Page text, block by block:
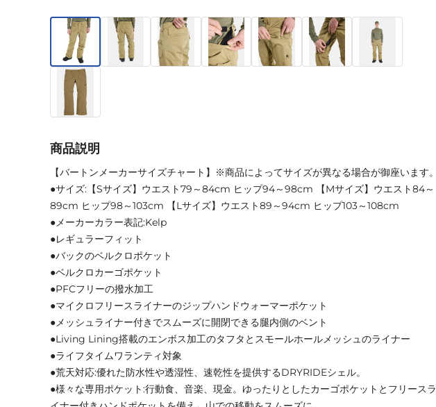
商品説明
【バートンメーカーサイズチャート】※商品によってサイズが異なる場合が御座います。
●サイズ:【Sサイズ】ウエスト79～84cm ヒップ94～98cm 【Mサイズ】ウエスト84～
89cm ヒップ98～103cm 【Lサイズ】ウエスト89～94cm ヒップ103～108cm
●メーカーカラー表記:Kelp
●レギュラーフィット
●バックのベルクロポケット
●ベルクロカーゴポケット
●PFCフリーの撥水加工
●マイクロフリースライナーのジップハンドウォーマーポケット
●メッシュライナー付きでスムーズに開閉できる腿内側のベント
●Living Lining搭載のエンボス加工のタフタとスモールホールメッシュのライナー
●ライフタイムワランティ対象
●荒天対応:優れた防水性や透湿性、速乾性を提供するDRYRIDEシェル。
●様々な専用ポケット:行動食、音楽、現金。ゆったりとしたカーゴポケットとフリースラ